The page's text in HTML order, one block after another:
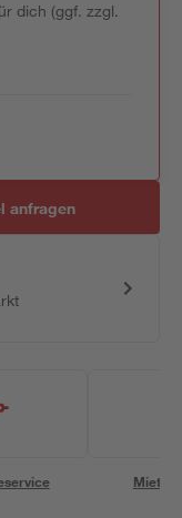
dich (ggf. zzgl.
anfragen